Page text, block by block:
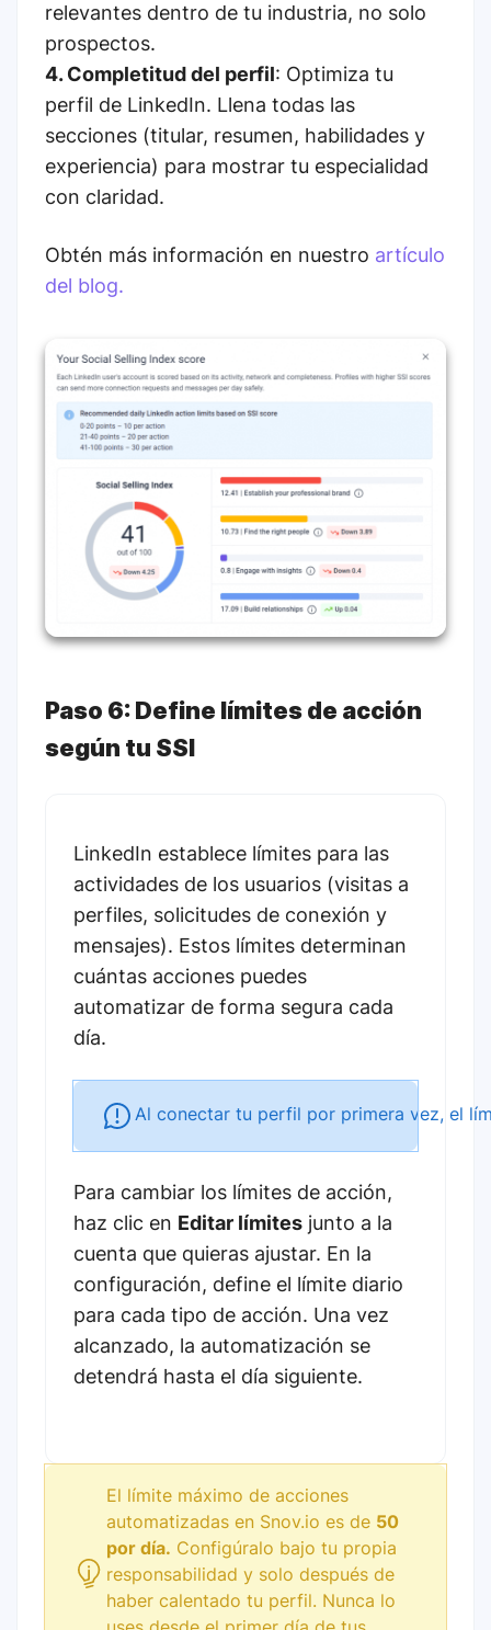
relevantes dentro de tu industria, no solo
prospectos.
4. Completitud del perfil: Optimiza tu
perfil de LinkedIn. Llena todas las
secciones (titular, resumen, habilidades y
experiencia) para mostrar tu especialidad
con claridad.
Obtén más información en nuestro artículo
del blog.
Paso 6: Define límites de acción
según tu SSI
LinkedIn establece límites para las
actividades de los usuarios (visitas a
perfiles, solicitudes de conexión y
mensajes). Estos límites determinan
cuántas acciones puedes
automatizar de forma segura cada
día.
Al conectar tu perfil por primera vez, el
Para cambiar los límites de acción,
haz clic en Editar límites junto a la
cuenta que quieras ajustar. En la
configuración, define el límite diario
para cada tipo de acción. Una vez
alcanzado, la automatización se
detendrá hasta el día siguiente.
El límite máximo de acciones
automatizadas en Snov.io es de 50
por día. Configúralo bajo tu propia
responsabilidad y solo después de
haber calentado tu perfil. Nunca lo